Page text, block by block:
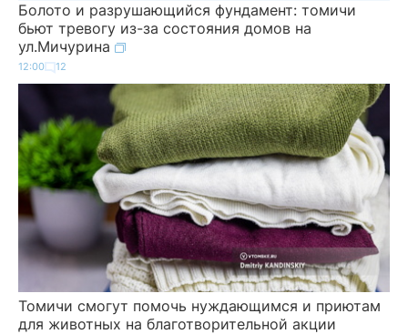
Болото и разрушающийся фундамент: томичи
бьют тревогу из-за состояния домов на
ул.Мичурина
12:00 12
Томичи смогут помочь нуждающимся и приютам
для животных на благотворительной акции